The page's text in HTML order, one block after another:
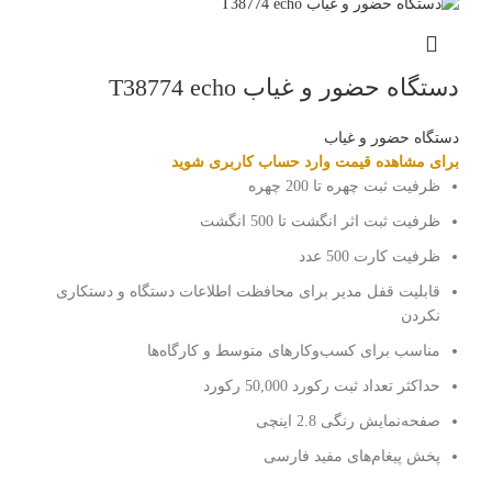
دستگاه حضور و غیاب T38774 echo
دستگاه حضور و غیاب
برای مشاهده قیمت وارد حساب کاربری شوید
ظرفیت ثبت چهره تا 200 چهره
ظرفیت ثبت اثر انگشت تا 500 انگشت
ظرفیت کارت 500 عدد
قابلیت قفل مدیر برای محافظت اطلاعات دستگاه و دستکاری
نکردن
مناسب برای کسب‌وکارهای متوسط و کارگاه‌ها
حداکثر تعداد ثبت رکورد 50,000 رکورد
صفحه‌نمایش رنگی 2.8 اینچی
پخش پیغام‌های مفید فارسی